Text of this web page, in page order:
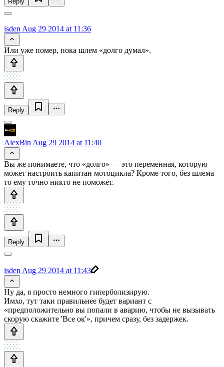
isden Aug 29 2014 at 11:36
Или уже помер, пока шлем «долго думал».
Reply
AlexBin Aug 29 2014 at 11:40
Вы же понимаете, что «долго» — это переменная, которую
может настроить капитан мотоцикла? Кроме того, без шлема
то ему точно никто не поможет.
Reply
isden Aug 29 2014 at 11:43
Ну да, я просто немного гиперболизирую.
Имхо, тут таки правильнее будет вариант с
«предположительно вы попали в аварию, чтобы не вызывать
скорую скажите 'Все ок'», причем сразу, без задержек.